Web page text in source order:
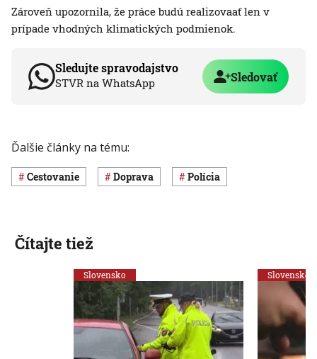
Zároveň upozornila, že práce budú realizovaať len v
prípade vhodných klimatických podmienok.
Sledujte spravodajstvo
STVR na WhatsApp Sledovať
Ďalšie články na tému:
cestovanie Doprava polícia
Čítajte tiež
Slovensko Slovensko